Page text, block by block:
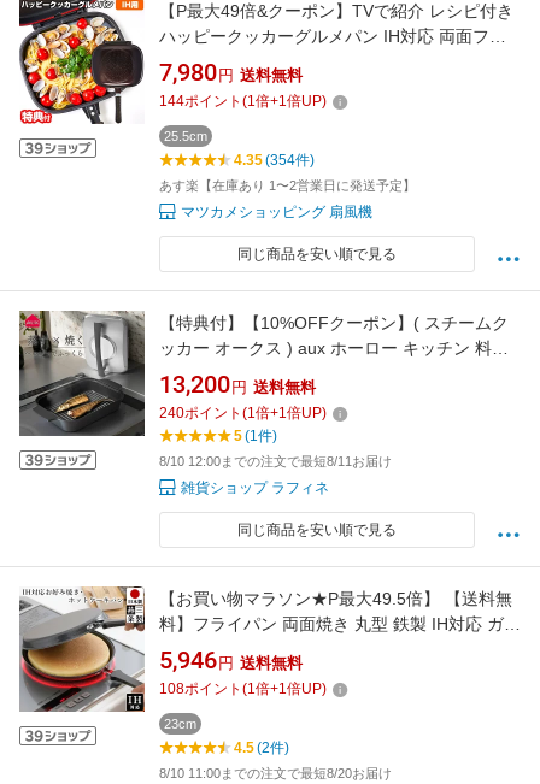
【P最大49倍&クーポン】TVで紹介 レシピ付き
ハッピークッカーグルメパン IH対応 両面フラ
イパン IH調理器 焼く 煮る 魚焼き グリルパン
両面圧力フライパン パッキン付 ガスコンロ 両
面焼きグリル 両面焼きフライパン ハッピー コ
ール クッカー
7,980 円 送料無料
144ポイント (1倍+1倍UP)
25.5cm
4.35(354件)
あす楽【在庫あり 1〜2営業日に発送予定】
マツカメショッピング 扇風機
同じ商品を安い順で見る
【特典付】【10%OFFクーポン】( スチームク
ッカー オークス ) aux ホーロー キッチン 料理
調理 初心者 自炊 おうち 新居 おしゃれ かわい
い IH対応 お洒落 魚焼き器 蒸し焼き 蒸す 焼く
お肉 蒸気 蒸し料理 魚料理 肉料理 時短 ヘルシ
ー 油 脂 波型プレート 蓋 les3230
13,200 円 送料無料
240ポイント (1倍+1倍UP)
5(1件)
8/10 12:00までの注文で最短8/11お届け
雑貨ショップ ラフィネ
同じ商品を安い順で見る
【お買い物マラソン★P最大49.5倍】 【送料無
料】フライパン 両面焼き 丸型 鉄製 IH対応 ガス
火対応 円形 幅42cm 奥行23cm 高さ4.5cm 鉄
IH ガス 対応 エンボス加工 お好み焼き ホットケ
ーキ パンケーキパン クレープ 焦げつきにくい
下村企販【燕三条製】
5,946 円 送料無料
108ポイント (1倍+1倍UP)
23cm
4.5(2件)
8/10 11:00までの注文で最短8/20お届け